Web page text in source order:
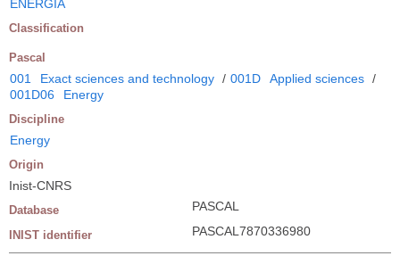
ENERGIA
Classification
Pascal
001 Exact sciences and technology / 001D Applied sciences /
001D06
Energy
Discipline
Energy
Origin
Inist-CNRS
Database PASCAL
INIST identifier PASCAL7870336980